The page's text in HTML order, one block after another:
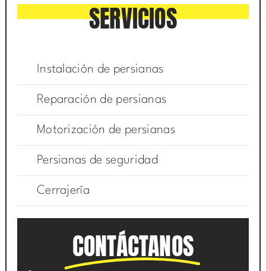
SERVICIOS
Instalación de persianas
Reparación de persianas
Motorización de persianas
Persianas de seguridad
Cerrajería
CONTÁCTANOS